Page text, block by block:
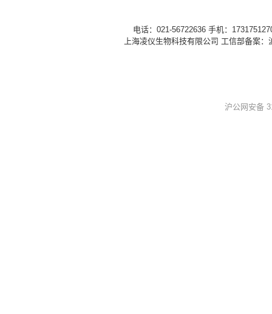
电话：021-56722636 手机：
上海凌仪生物科技有限公司 工信部备案：
沪公网安备